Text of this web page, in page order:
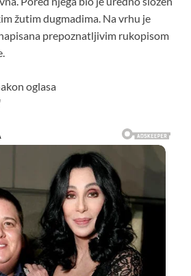
žutim dugmadima. Na vrhu je
prepoznatljivim rukopisom
oglasa